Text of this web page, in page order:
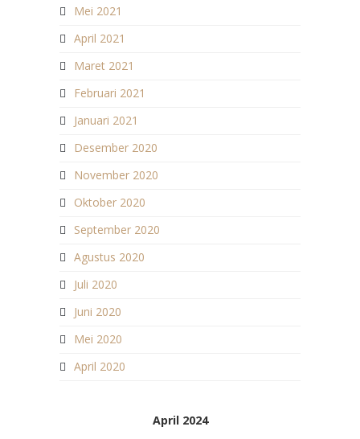
Mei 2021
April 2021
Maret 2021
Februari 2021
Januari 2021
Desember 2020
November 2020
Oktober 2020
September 2020
Agustus 2020
Juli 2020
Juni 2020
Mei 2020
April 2020
April 2024